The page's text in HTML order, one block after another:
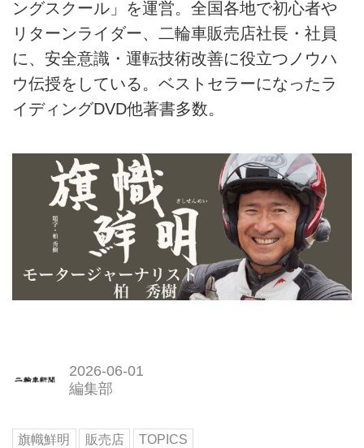
ングスクール」を運営。全国各地で初心者や
リターンライダー、二輪車販売店社長・社員
に、安全意識・運転技術改善に役立つノウハ
ウ伝授をしている。ベストセラーになったラ
イディングDVD他著書多数。
2026-06-01
編集部
旗幟鮮明 販売店 TOPICS